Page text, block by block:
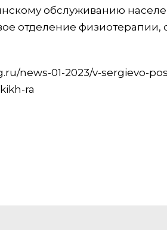
обслуживанию
отделение
news-01-2023/v-sergievo-
ra